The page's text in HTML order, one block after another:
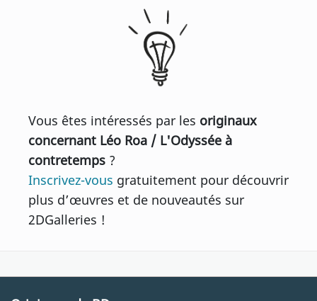
Vous êtes intéressés par les originaux
concernant Léo Roa / L'Odyssée à
contretemps ?
Inscrivez-vous gratuitement pour découvrir
plus d’œuvres et de nouveautés sur
2DGalleries !